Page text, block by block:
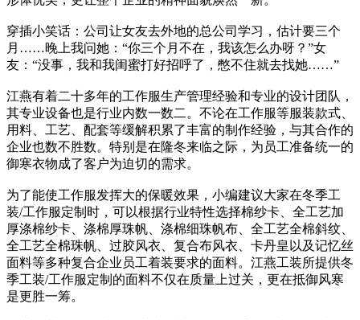
穿插小笑话：公司让女友去外地的总公司学习，估计要三个
月……晚上我问她：“你三个月不在，我该怎么办呀？”女
友：“没事，我和我闺蜜打好招呼了，憋不住就去找她……”
江燕有着二十多年的工作服生产管理经验和专业的设计团队，
其专业设备也是行业内数一数二。不论在工作服等服装款式、
用料、工艺、配套等缓解积累了丰富的制作经验，与其合作的
企业也数不胜数。特别是在隆冬来临之际，为员工准备统一的
御寒衣物成了客户为迫切的需求。
为了能使工作服发挥大的保暖效果，小编建议大家在冬季工
装/工作服定制时，可以根据行业特性选择棉纱卡、全工艺加
厚涤棉纱卡、涤棉厚珠帆、涤棉细珠帆布、全工艺全棉斜纹、
全工艺全棉珠帆、过胶风衣、复合布风衣、卡丹皇以及记忆丝
面料等多种复合企业员工着装要求的面料。江燕工装所提供冬
季工装/工作服定制的面料不仅在质量上过关，更在抵御风寒
是更胜一筹。